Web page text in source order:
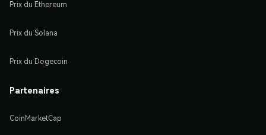
Prix du Ethereum
Prix du Solana
Prix du Dogecoin
Partenaires
CoinMarketCap